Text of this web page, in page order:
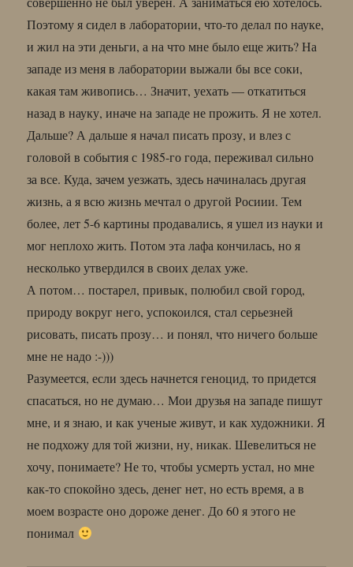
Поэтому я сидел в лаборатории, что-то делал по науке,
и жил на эти деньги, а на что мне было еще жить? На
западе из меня в лаборатории выжали бы все соки,
какая там живопись… Значит, уехать — откатиться
назад в науку, иначе на западе не прожить. Я не хотел.
Дальше? А дальше я начал писать прозу, и влез с
головой в события с 1985-го года, переживал сильно
за все. Куда, зачем уезжать, здесь начиналась другая
жизнь, а я всю жизнь мечтал о другой Росиии. Тем
более, лет 5-6 картины продавались, я ушел из науки и
мог неплохо жить. Потом эта лафа кончилась, но я
несколько утвердился в своих делах уже.
А потом… постарел, привык, полюбил свой город,
природу вокруг него, успокоился, стал серьезней
рисовать, писать прозу… и понял, что ничего больше
мне не надо :-)))
Разумеется, если здесь начнется геноцид, то придется
спасаться, но не думаю… Мои друзья на западе пишут
мне, и я знаю, и как ученые живут, и как художники. Я
не подхожу для той жизни, ну, никак. Шевелиться не
хочу, понимаете? Не то, чтобы усмерть устал, но мне
как-то спокойно здесь, денег нет, но есть время, а в
моем возрасте оно дороже денег. До 60 я этого не
понимал